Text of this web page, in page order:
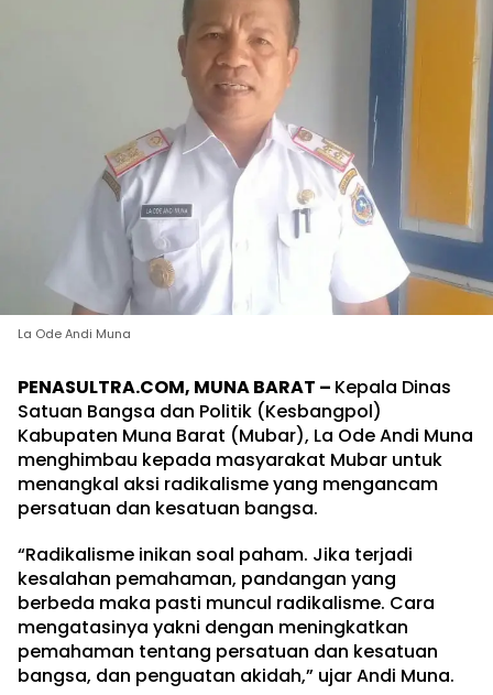
La Ode Andi Muna
PENASULTRA.COM, MUNA BARAT – Kepala Dinas
Satuan Bangsa dan Politik (Kesbangpol)
Kabupaten Muna Barat (Mubar), La Ode Andi Muna
menghimbau kepada masyarakat Mubar untuk
menangkal aksi radikalisme yang mengancam
persatuan dan kesatuan bangsa.
“Radikalisme inikan soal paham. Jika terjadi
kesalahan pemahaman, pandangan yang
berbeda maka pasti muncul radikalisme. Cara
mengatasinya yakni dengan meningkatkan
pemahaman tentang persatuan dan kesatuan
bangsa, dan penguatan akidah,” ujar Andi Muna.